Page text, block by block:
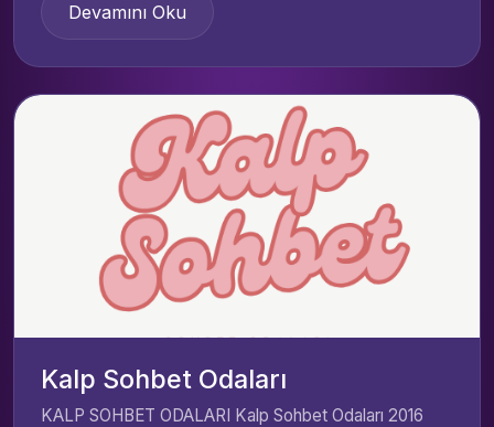
Devamını Oku
Kalp Sohbet Odaları
KALP SOHBET ODALARI Kalp Sohbet Odaları 2016